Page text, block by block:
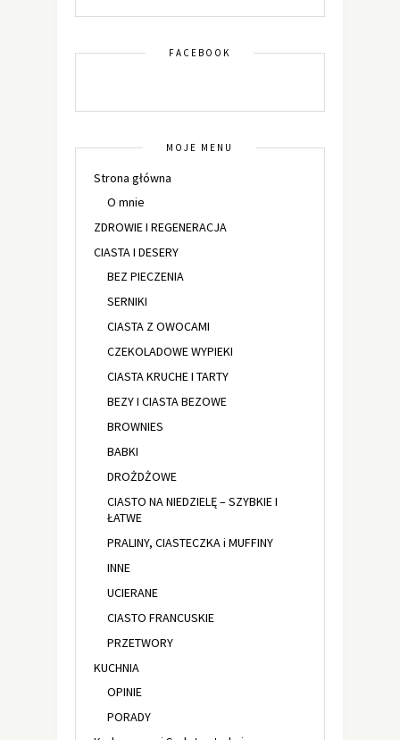
FACEBOOK
MOJE MENU
Strona główna
O mnie
ZDROWIE I REGENERACJA
CIASTA I DESERY
BEZ PIECZENIA
SERNIKI
CIASTA Z OWOCAMI
CZEKOLADOWE WYPIEKI
CIASTA KRUCHE I TARTY
BEZY I CIASTA BEZOWE
BROWNIES
BABKI
DROŻDŻOWE
CIASTO NA NIEDZIELĘ – SZYBKIE I
ŁATWE
PRALINY, CIASTECZKA i MUFFINY
INNE
UCIERANE
CIASTO FRANCUSKIE
PRZETWORY
KUCHNIA
OPINIE
PORADY